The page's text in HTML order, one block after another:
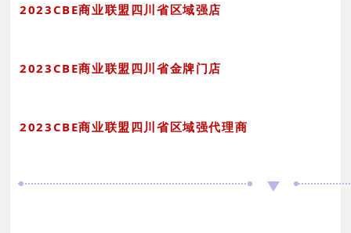
2023CBE商业联盟四川省区域强店
2023CBE商业联盟四川省金牌门店
2023CBE商业联盟四川省区域强代理商